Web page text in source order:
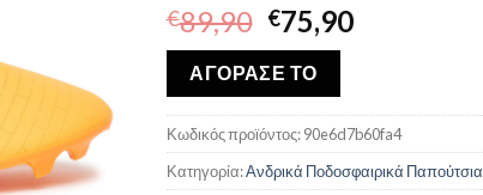
€89,90 Original
price
was:
€89,90.
€75,90Η
€75,90.
ΑΓΟΡΑΣΕ ΤΟ
Κωδικός προϊόντος:90e6d7b60fa4
Κατηγορία:Ανδρικά Ποδοσφαιρικά Παπούτσια